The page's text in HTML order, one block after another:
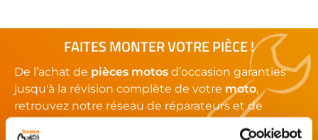
FAITES MONTER VOTRE PIÈCE !
De l’achat de pièces motos d’occasion garanties
jusqu'à la révision complète de votre moto,
retrouvez notre réseau de réparateurs et de